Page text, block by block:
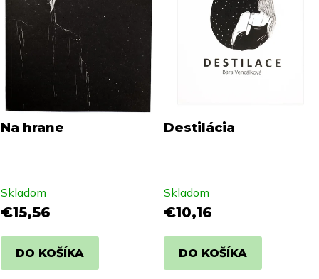
Na hrane
Skladom
€15,56
DO KOŠÍKA
Destilácia
Skladom
€10,16
DO KOŠÍKA